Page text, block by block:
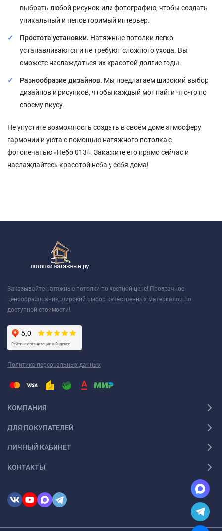
выбрать любой рисунок или фотографию, чтобы создать
уникальный и неповторимый интерьер.
Простота установки. Натяжные потолки легко
устанавливаются и не требуют сложного ухода. Вы
сможете наслаждаться их красотой долгие годы.
Разнообразие дизайнов. Мы предлагаем широкий выбор
дизайнов и рисунков, чтобы каждый мог найти что-то по
своему вкусу.
Не упустите возможность создать в своём доме атмосферу
гармонии и уюта с помощью натяжного потолка с
фотопечатью «Небо 013». Закажите его прямо сейчас и
наслаждайтесь красотой неба у себя дома!
Заказывайте натяжные потолки по честной цене! Прозрачное
ценообразование, широкий выбор качественных материалов по
доступной стоимости!
Политика персональных данных
КОМПАНИЯ
ДЛЯ ПОКУПАТЕЛЕЙ
ЛИЧНЫЙ КАБИНЕТ
КОНТАКТЫ